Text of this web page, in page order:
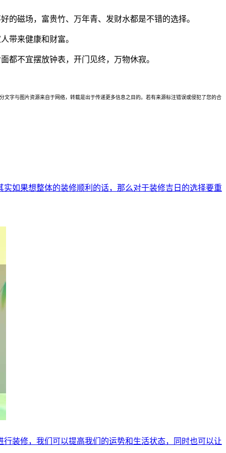
的磁场，富贵竹、万年青、发财水都是不错的选择。
带来健康和财富。
都不宜摆放钟表，开门见终，万物休寂。
文字与图片资源来自于网络，转载是出于传递更多信息之目的。若有来源标注错误或侵犯了您的合
如果想整体的装修顺利的话，那么对于装修吉日的选择要重
装修，我们可以提高我们的运势和生活状态，同时也可以让